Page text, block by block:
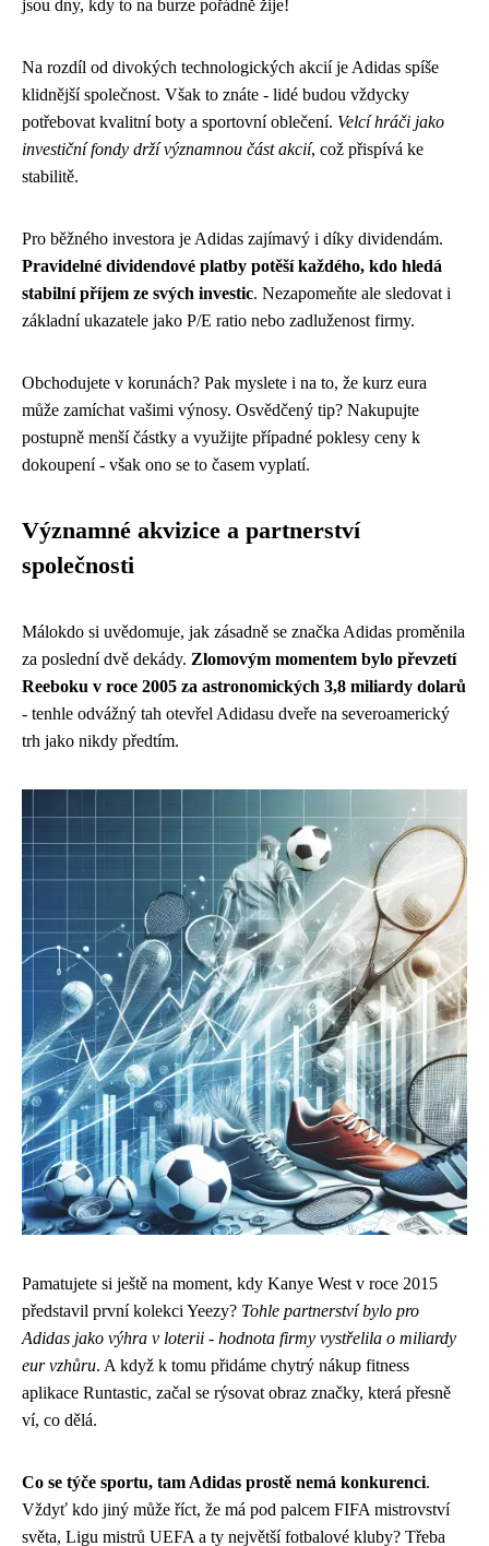
jsou dny, kdy to na burze pořádně žije!
Na rozdíl od divokých technologických akcií je Adidas spíše
klidnější společnost. Však to znáte - lidé budou vždycky
potřebovat kvalitní boty a sportovní oblečení. Velcí hráči jako
investiční fondy drží významnou část akcií, což přispívá ke
stabilitě.
Pro běžného investora je Adidas zajímavý i díky dividendám.
Pravidelné dividendové platby potěší každého, kdo hledá
stabilní příjem ze svých investic. Nezapomeňte ale sledovat i
základní ukazatele jako P/E ratio nebo zadluženost firmy.
Obchodujete v korunách? Pak myslete i na to, že kurz eura
může zamíchat vašimi výnosy. Osvědčený tip? Nakupujte
postupně menší částky a využijte případné poklesy ceny k
dokoupení - však ono se to časem vyplatí.
Významné akvizice a partnerství
společnosti
Málokdo si uvědomuje, jak zásadně se značka Adidas proměnila
za poslední dvě dekády. Zlomovým momentem bylo převzetí
Reeboku v roce 2005 za astronomických 3,8 miliardy dolarů
- tenhle odvážný tah otevřel Adidasu dveře na severoamerický
trh jako nikdy předtím.
Pamatujete si ještě na moment, kdy Kanye West v roce 2015
představil první kolekci Yeezy? Tohle partnerství bylo pro
Adidas jako výhra v loterii - hodnota firmy vystřelila o miliardy
eur vzhůru. A když k tomu přidáme chytrý nákup fitness
aplikace Runtastic, začal se rýsovat obraz značky, která přesně
ví, co dělá.
Co se týče sportu, tam Adidas prostě nemá konkurenci.
Vždyť kdo jiný může říct, že má pod palcem FIFA mistrovství
světa, Ligu mistrů UEFA a ty největší fotbalové kluby? Třeba